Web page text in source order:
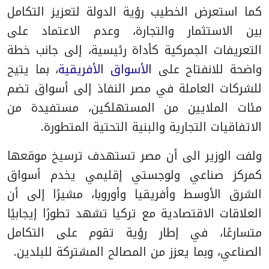
كما استعرض الخطيب رؤية الدولة لتعزيز التكامل
بين الاستثمار والتجارة، وعدم الاعتماد على
التعريفات الجمركية كأداة رئيسية، إلى جانب خطة
واضحة للانفتاح على الأسواق الأفريقية، بما يتيح
للشركات العاملة في مصر النفاذ إلى أسواق تضم
مئات الملايين من المستهلكين، مستفيدة من
الاتفاقيات التجارية والبنية التحتية المتطورة.
ولفت الوزير الى أن مصر تستهدف ترسيخ موقعها
كمركز صناعي ولوجستي إقليمي يخدم أسواق
الشرق الأوسط وأفريقيا وأوروبا، مشيرًا إلى أن
العلاقات الاقتصادية مع تركيا تشهد تطورًا إيجابيًا
متسارعًا، في إطار رؤية تقوم على التكامل
الصناعي، وبما يعزز من المصالح المشتركة للبلدين.